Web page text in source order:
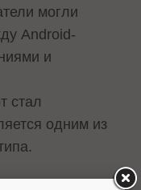
могли
Android-
и
стал
одним из